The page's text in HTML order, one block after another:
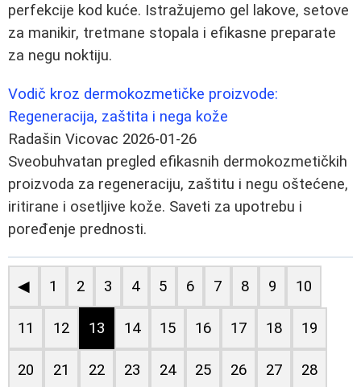
perfekcije kod kuće. Istražujemo gel lakove, setove
za manikir, tretmane stopala i efikasne preparate
za negu noktiju.
Vodič kroz dermokozmetičke proizvode:
Regeneracija, zaštita i nega kože
Radašin Vicovac 2026-01-26
Sveobuhvatan pregled efikasnih dermokozmetičkih
proizvoda za regeneraciju, zaštitu i negu oštećene,
iritirane i osetljive kože. Saveti za upotrebu i
poređenje prednosti.
◀ 1 2 3 4 5 6 7 8 9 10
11 12 13 14 15 16 17 18 19
20 21 22 23 24 25 26 27 28